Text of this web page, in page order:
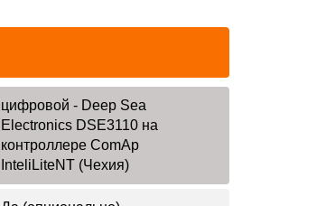
цифровой - Deep Sea
Electronics DSE3110 на
контроллере ComAp
InteliLiteNT (Чехия)